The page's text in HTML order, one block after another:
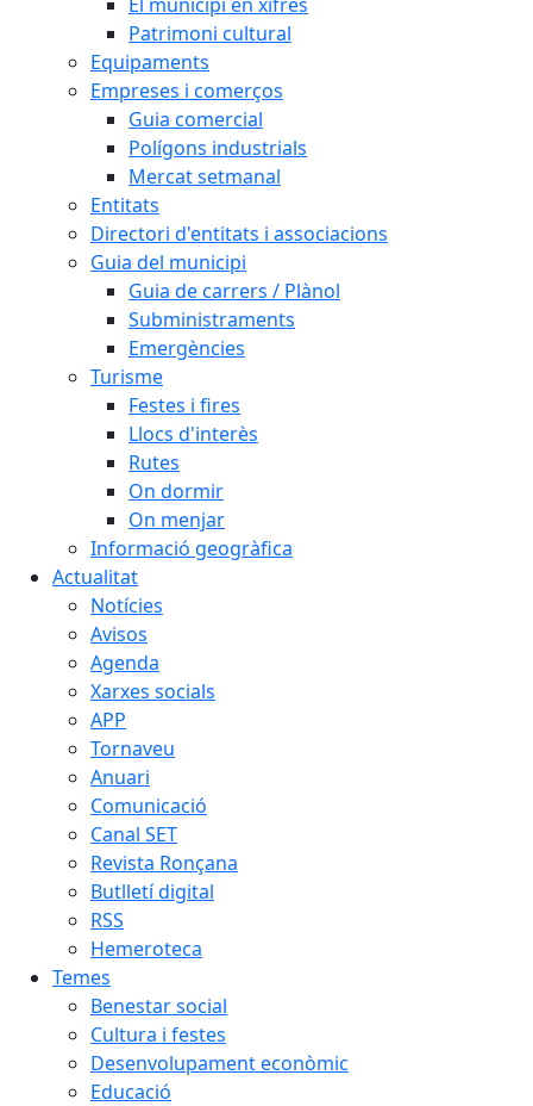
Patrimoni cultural
Equipaments
Empreses i comerços
Guia comercial
Polígons industrials
Mercat setmanal
Entitats
Directori d'entitats i associacions
Guia del municipi
Guia de carrers / Plànol
Subministraments
Emergències
Turisme
Festes i fires
Llocs d'interès
Rutes
On dormir
On menjar
Informació geogràfica
Actualitat
Notícies
Avisos
Agenda
Xarxes socials
APP
Tornaveu
Anuari
Comunicació
Canal SET
Revista Ronçana
Butlletí digital
RSS
Hemeroteca
Temes
Benestar social
Cultura i festes
Desenvolupament econòmic
Educació